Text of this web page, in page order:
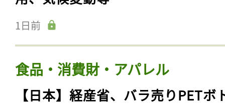
1日前
食品・消費財・アパレル
【日本】経産省、バラ売りPETボ